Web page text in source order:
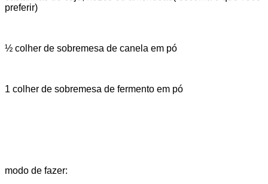
preferir)
½ colher de sobremesa de canela em pó
1 colher de sobremesa de fermento em pó
modo de fazer: